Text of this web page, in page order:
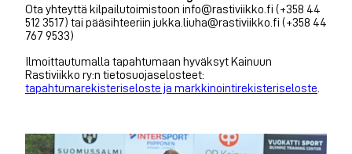
Ota yhteyttä kilpailutoimistoon info@rastiviikko.fi (+358 44
512 3517) tai pääsihteeriin jukka.liuha@rastiviikko.fi (+358 44
767 9533)
Ilmoittautumalla tapahtumaan hyväksyt Kainuun
Rastiviikko ry:n tietosuojaselosteet:
tapahtumarekisteriseloste ja markkinointirekisteriseloste